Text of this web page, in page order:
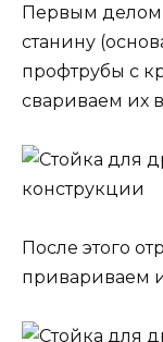
Первым делом
станину
профтрубы с
свариваем их
После этого
привариваем